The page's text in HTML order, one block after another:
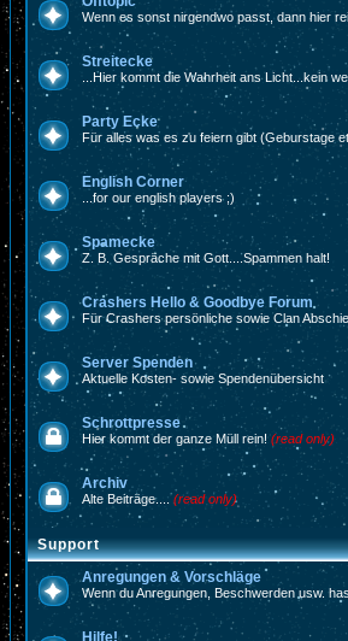
Wenn es sonst nirgendwo passt, dann hier
Streitecke
...Hier kommt die Wahrheit ans Licht...kein
Party Ecke
Für alles was es zu feiern gibt (Geburstage
English Corner
...for our english players ;)
Spamecke
Z. B. Gespräche mit Gott....Spammen halt!
Crashers Hello & Goodbye Forum
Für Crashers persönliche sowie Clan
Server Spenden
Aktuelle Kosten- sowie Spendenübersicht
Schrottpresse
Hier kommt der ganze Müll rein! (read only)
Archiv
Alte Beiträge....(read only)
Support
Anregungen & Vorschläge
Wenn du Anregungen, Beschwerden usw.
Hilfe!